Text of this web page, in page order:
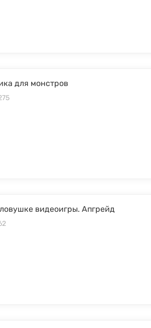
для монстров
видеоигры. Апгрейд